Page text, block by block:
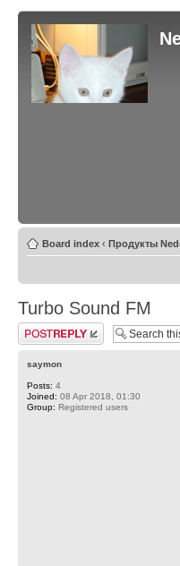
Board index ‹ Продукты
Turbo Sound FM
Post a reply
saymon
Posts: 4
Joined: 08 Apr 2018, 01:30
Group: Registered users